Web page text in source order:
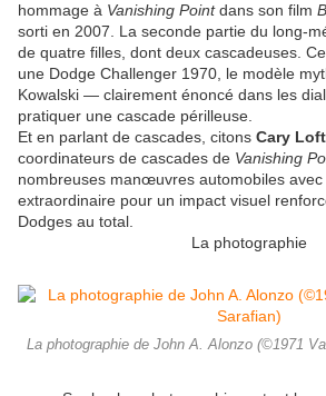
hommage à Vanishing Pointdans son film
sorti en 2007. La seconde partie du long-
de quatre filles, dont deux cascadeuses.
une Dodge Challenger 1970, le modèle
Kowalski — clairement énoncé dans les
pratiquer une cascade périlleuse.
Et en parlant de cascades, citons Cary
coordinateurs de cascades de Vanishing
nombreuses manœuvres automobiles
extraordinaire pour un impact visuel
Dodges au total.
La photographie
La photographie de John A. Alonzo (©1971